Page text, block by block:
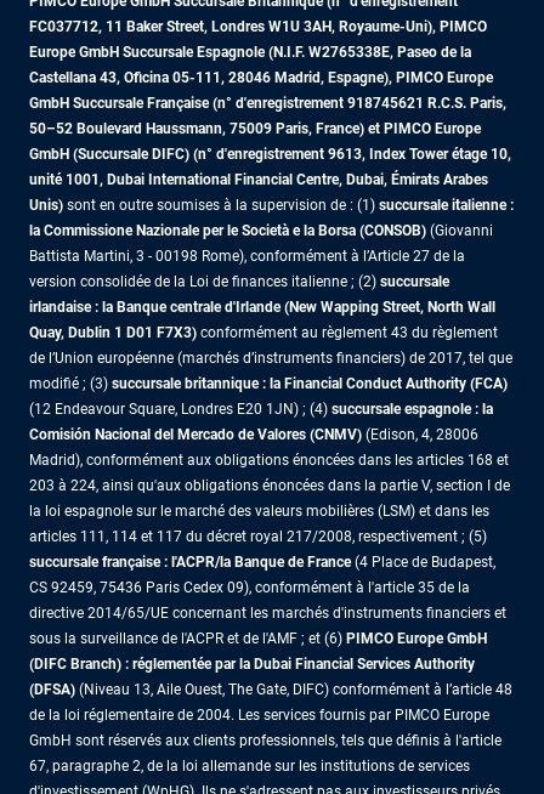
FC037712, 11 Baker Street, Londres W1U 3AH, Royaume-Uni), PIMCO
Europe GmbH Succursale Espagnole (N.I.F. W2765338E, Paseo de la
Castellana 43, Oficina 05-111, 28046 Madrid, Espagne), PIMCO Europe
GmbH Succursale Française (n° d'enregistrement 918745621 R.C.S. Paris,
50–52 Boulevard Haussmann, 75009 Paris, France) et PIMCO Europe
GmbH (Succursale DIFC) (n° d'enregistrement 9613, Index Tower étage 10,
unité 1001, Dubai International Financial Centre, Dubai, Émirats Arabes
Unis) sont en outre soumises à la supervision de : (1) succursale italienne :
la Commissione Nazionale per le Società e la Borsa (CONSOB) (Giovanni
Battista Martini, 3 - 00198 Rome), conformément à l’Article 27 de la
version consolidée de la Loi de finances italienne ; (2) succursale
irlandaise : la Banque centrale d'Irlande (New Wapping Street, North Wall
Quay, Dublin 1 D01 F7X3) conformément au règlement 43 du règlement
de l’Union européenne (marchés d’instruments financiers) de 2017, tel que
modifié ; (3) succursale britannique : la Financial Conduct Authority (FCA)
(12 Endeavour Square, Londres E20 1JN) ; (4) succursale espagnole : la
Comisión Nacional del Mercado de Valores (CNMV) (Edison, 4, 28006
Madrid), conformément aux obligations énoncées dans les articles 168 et
203 à 224, ainsi qu'aux obligations énoncées dans la partie V, section I de
la loi espagnole sur le marché des valeurs mobilières (LSM) et dans les
articles 111, 114 et 117 du décret royal 217/2008, respectivement ; (5)
succursale française : l'ACPR/la Banque de France(4 Place de Budapest,
CS 92459, 75436 Paris Cedex 09), conformément à l'article 35 de la
directive 2014/65/UE concernant les marchés d'instruments financiers et
sous la surveillance de l'ACPR et de l'AMF ; et (6) PIMCO Europe GmbH
(DIFC Branch) : réglementée par la Dubai Financial Services Authority
(DFSA) (Niveau 13, Aile Ouest, The Gate, DIFC) conformément à l’article 48
de la loi réglementaire de 2004. Les services fournis par PIMCO Europe
GmbH sont réservés aux clients professionnels, tels que définis à l'article
67, paragraphe 2, de la loi allemande sur les institutions de services